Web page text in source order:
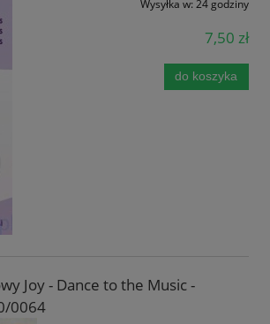
Wysyłka w: 24 godziny
7,50 zł
do koszyka
Joy - Dance to the Music -
0064